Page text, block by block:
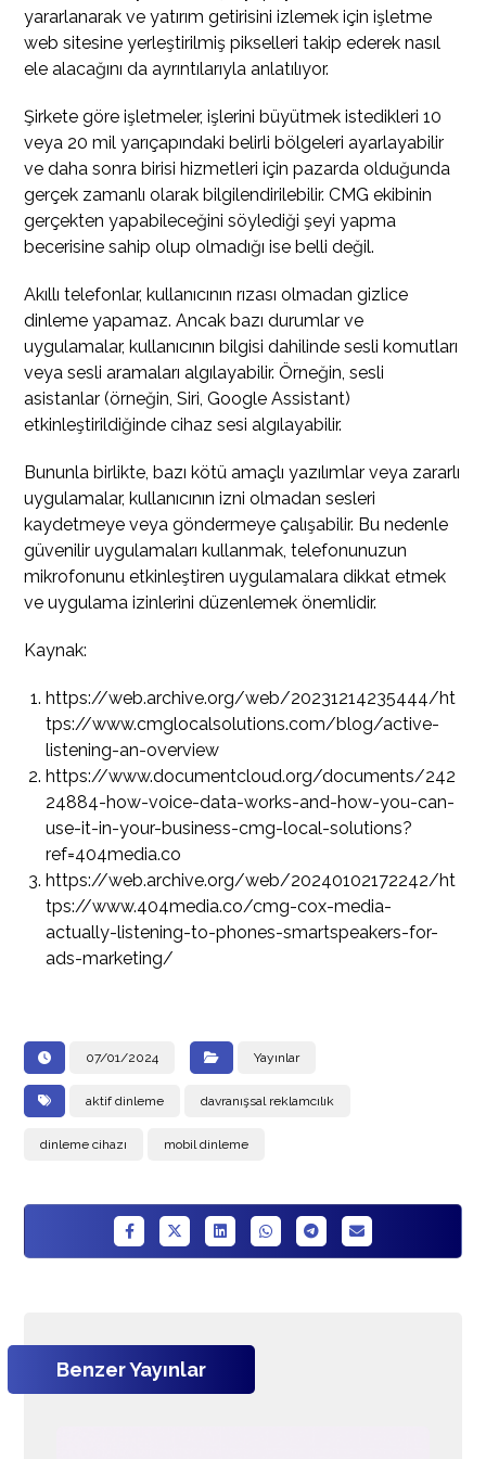
yararlanarak ve yatırım getirisini izlemek için işletme
web sitesine yerleştirilmiş pikselleri takip ederek nasıl
ele alacağını da ayrıntılarıyla anlatılıyor.
Şirkete göre işletmeler, işlerini büyütmek istedikleri 10
veya 20 mil yarıçapındaki belirli bölgeleri ayarlayabilir
ve daha sonra birisi hizmetleri için pazarda olduğunda
gerçek zamanlı olarak bilgilendirilebilir. CMG ekibinin
gerçekten yapabileceğini söylediği şeyi yapma
becerisine sahip olup olmadığı ise belli değil.
Akıllı telefonlar, kullanıcının rızası olmadan gizlice
dinleme yapamaz. Ancak bazı durumlar ve
uygulamalar, kullanıcının bilgisi dahilinde sesli komutları
veya sesli aramaları algılayabilir. Örneğin, sesli
asistanlar (örneğin, Siri, Google Assistant)
etkinleştirildiğinde cihaz sesi algılayabilir.
Bununla birlikte, bazı kötü amaçlı yazılımlar veya zararlı
uygulamalar, kullanıcının izni olmadan sesleri
kaydetmeye veya göndermeye çalışabilir. Bu nedenle
güvenilir uygulamaları kullanmak, telefonunuzun
mikrofonunu etkinleştiren uygulamalara dikkat etmek
ve uygulama izinlerini düzenlemek önemlidir.
Kaynak:
https://web.archive.org/web/20231214235444/ht
tps://www.cmglocalsolutions.com/blog/active-
listening-an-overview
https://www.documentcloud.org/documents/242
24884-how-voice-data-works-and-how-you-can-
use-it-in-your-business-cmg-local-solutions?
ref=404media.co
https://web.archive.org/web/20240102172242/ht
tps://www.404media.co/cmg-cox-media-
actually-listening-to-phones-smartspeakers-for-
ads-marketing/
07/01/2024 Yayınlar
aktif dinleme davranışsal reklamcılık
dinleme cihazı mobil dinleme
Benzer Yayınlar